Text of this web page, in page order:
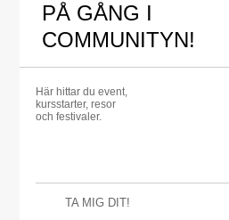
PÅ GÅNG I
COMMUNITYN!
Här hittar du event,
kursstarter, resor
och festivaler.
TA MIG DIT!